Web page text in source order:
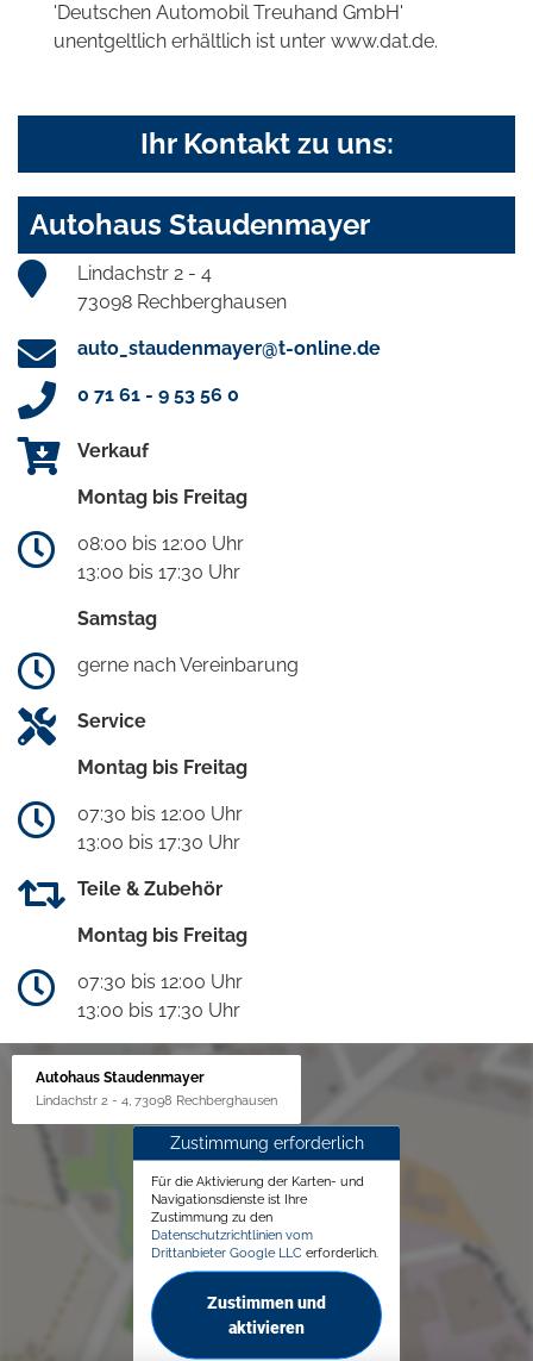
'Deutschen Automobil Treuhand GmbH'
unentgeltlich erhältlich ist unter www.dat.de.
Ihr Kontakt zu uns:
Autohaus Staudenmayer
Lindachstr 2 - 4
73098 Rechberghausen
auto_staudenmayer@t-online.de
0 71 61 - 9 53 56 0
Verkauf
Montag bis Freitag
08:00 bis 12:00 Uhr
13:00 bis 17:30 Uhr
Samstag
gerne nach Vereinbarung
Service
Montag bis Freitag
07:30 bis 12:00 Uhr
13:00 bis 17:30 Uhr
Teile & Zubehör
Montag bis Freitag
07:30 bis 12:00 Uhr
13:00 bis 17:30 Uhr
Autohaus Staudenmayer
Lindachstr 2 - 4, 73098 Rechberghausen
Zustimmung erforderlich
Für die Aktivierung der Karten- und
Navigationsdienste ist Ihre
Zustimmung zu den
Datenschutzrichtlinien vom
Drittanbieter Google LLC erforderlich.
Zustimmen und
aktivieren